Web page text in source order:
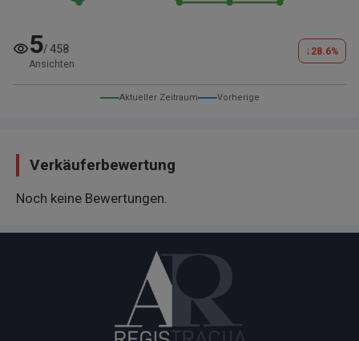
5/458
Ansichten
↓ 28.6%
Aktueller Zeitraum Vorherige
Verkäuferbewertung
Noch keine Bewertungen.